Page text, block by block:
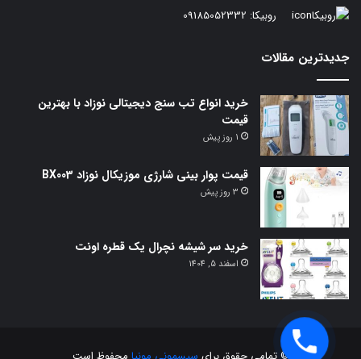
روبیکا: 09185052332
جدیدترین مقالات
خرید انواع تب سنج دیجیتالی نوزاد با بهترین
قیمت
1 روز پیش
قیمت پوار بینی شارژی موزیکال نوزاد BX003
3 روز پیش
خرید سر شیشه نچرال یک قطره اونت
اسفند 5, 1404